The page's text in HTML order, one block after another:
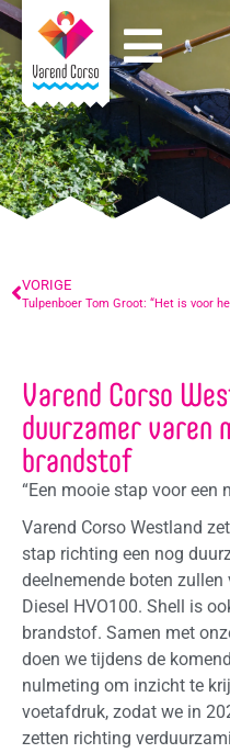
VORIGE
Varend Corso
duurzamer varen
brandstof
“Een mooie stap voor een
Varend Corso Westland
stap richting een nog
deelnemende boten
Diesel HVO100. Shell is
brandstof. Samen met
doen we tijdens de
nulmeting om inzicht te
voetafdruk, zodat we in
zetten richting